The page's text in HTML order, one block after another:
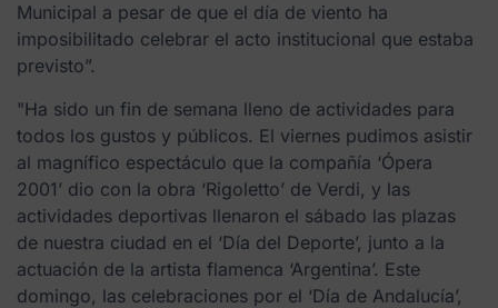
Municipal a pesar de que el día de viento ha
imposibilitado celebrar el acto institucional que estaba
previsto”.
"Ha sido un fin de semana lleno de actividades para
todos los gustos y públicos. El viernes pudimos asistir
al magnífico espectáculo que la compañía ‘Ópera
2001’ dio con la obra ‘Rigoletto’ de Verdi, y las
actividades deportivas llenaron el sábado las plazas
de nuestra ciudad en el ‘Día del Deporte’, junto a la
actuación de la artista flamenca ‘Argentina’. Este
domingo, las celebraciones por el ‘Día de Andalucía’,